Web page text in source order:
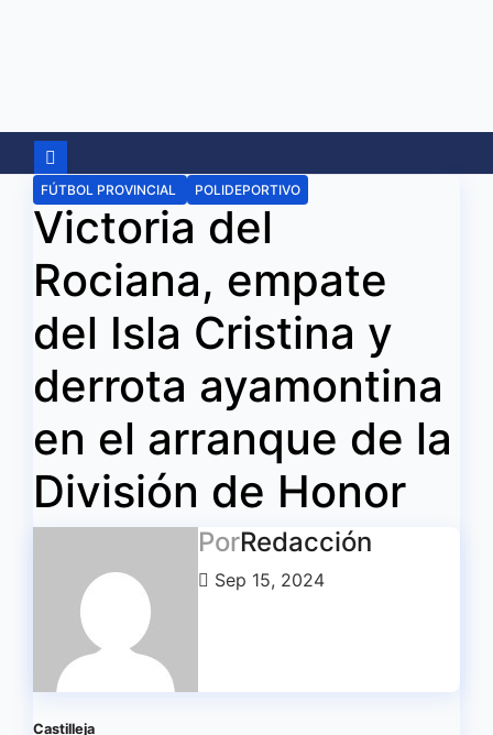
FÚTBOL PROVINCIAL POLIDEPORTIVO
Victoria del
Rociana, empate
del Isla Cristina y
derrota ayamontina
en el arranque de la
División de Honor
PorRedacción
Sep 15, 2024
Castilleja